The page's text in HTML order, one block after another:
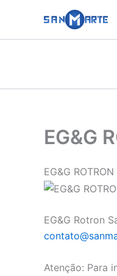
o
EG&G
EG&G
EG&G Rotron
Atenção: Para